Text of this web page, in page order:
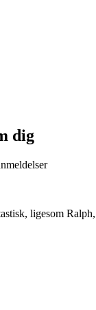
dig
ligesom